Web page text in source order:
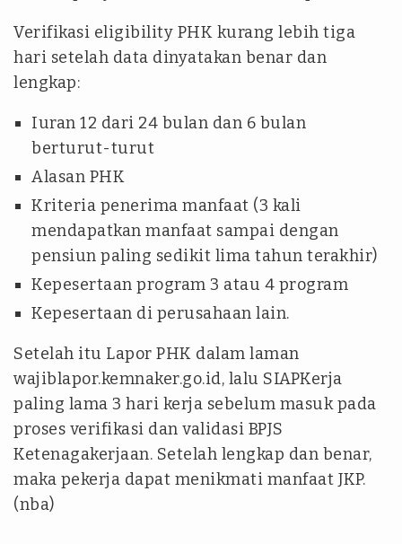
Verifikasi eligibility PHK kurang lebih tiga
hari setelah data dinyatakan benar dan
lengkap:
Iuran 12 dari 24 bulan dan 6 bulan
berturut-turut
Alasan PHK
Kriteria penerima manfaat (3 kali
mendapatkan manfaat sampai dengan
pensiun paling sedikit lima tahun terakhir)
Kepesertaan program 3 atau 4 program
Kepesertaan di perusahaan lain.
Setelah itu Lapor PHK dalam laman
wajiblapor.kemnaker.go.id, lalu SIAPKerja
paling lama 3 hari kerja sebelum masuk pada
proses verifikasi dan validasi BPJS
Ketenagakerjaan. Setelah lengkap dan benar,
maka pekerja dapat menikmati manfaat JKP.
(nba)